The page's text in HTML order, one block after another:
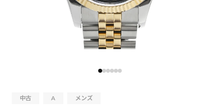
中古 A メンズ